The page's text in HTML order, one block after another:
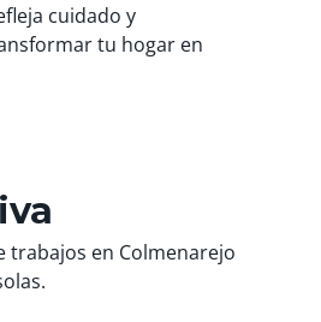
cuidado y
tu hogar en
trabajos en Colmenarejo